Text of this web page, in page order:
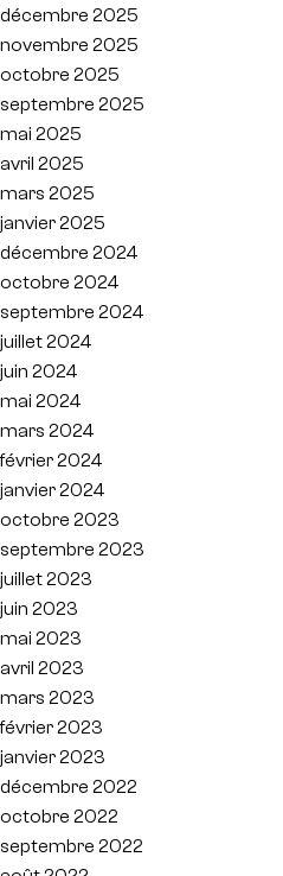
décembre 2025
novembre 2025
octobre 2025
septembre 2025
mai 2025
avril 2025
mars 2025
janvier 2025
décembre 2024
octobre 2024
septembre 2024
juillet 2024
juin 2024
mai 2024
mars 2024
février 2024
janvier 2024
octobre 2023
septembre 2023
juillet 2023
juin 2023
mai 2023
avril 2023
mars 2023
février 2023
janvier 2023
décembre 2022
octobre 2022
septembre 2022